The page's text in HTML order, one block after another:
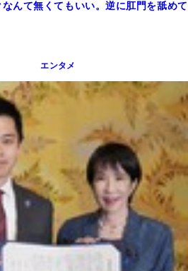
んて無くてもいい。逆に肛門を舐めて
エンタメ